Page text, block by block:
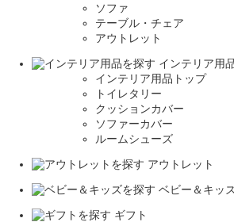
ソファ
テーブル・チェア
アウトレット
インテリア用
インテリア用品トップ
トイレタリー
クッションカバー
ソファーカバー
ルームシューズ
アウトレット
ベビー＆キッ
ギフト